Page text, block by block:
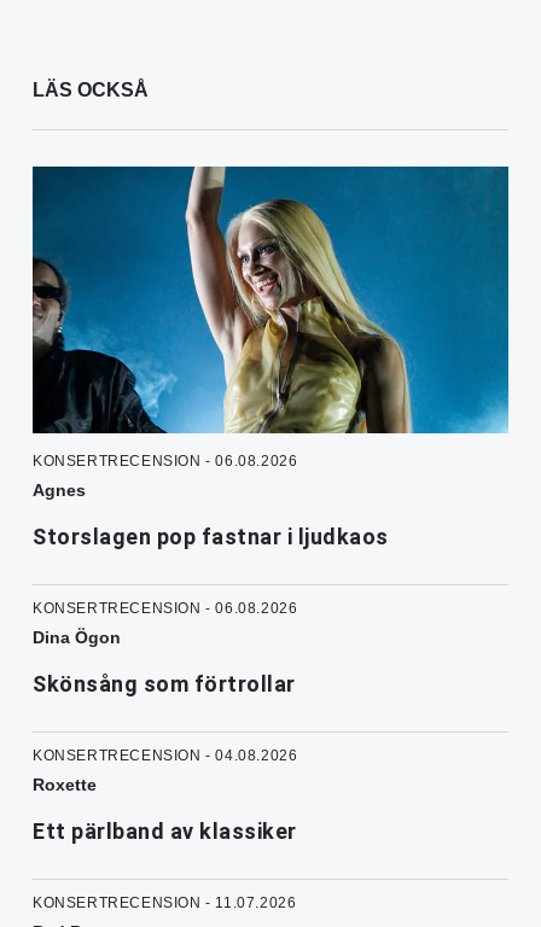
LÄS OCKSÅ
KONSERTRECENSION - 06.08.2026
Agnes
Storslagen pop fastnar i ljudkaos
KONSERTRECENSION - 06.08.2026
Dina Ögon
Skönsång som förtrollar
KONSERTRECENSION - 04.08.2026
Roxette
Ett pärlband av klassiker
KONSERTRECENSION - 11.07.2026